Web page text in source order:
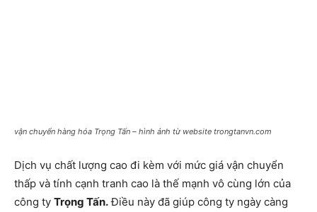
vận chuyển hàng hóa Trọng Tấn – hình ảnh từ website trongtanvn.com
Dịch vụ chất lượng cao đi kèm với mức giá vận chuyển
thấp và tính cạnh tranh cao là thế mạnh vô cùng lớn của
công ty Trọng Tấn.Điều này đã giúp công ty ngày càng